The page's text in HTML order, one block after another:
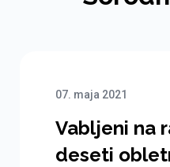
07. maja 2021
Vabljeni na
deseti